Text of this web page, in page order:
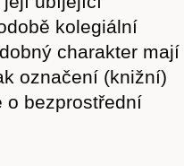
kolegiální
charakter mají
označení (knižní)
o bezprostřední